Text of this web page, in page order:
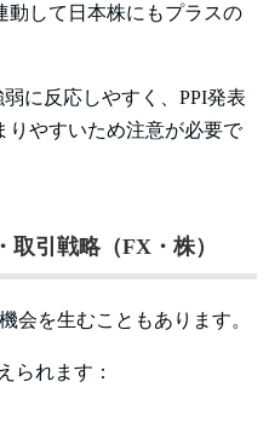
動して日本株にもプラスの
に反応しやすく、PPI発表
りやすいため注意が必要で
引戦略（FX・株）
会を生むこともあります。
られます：